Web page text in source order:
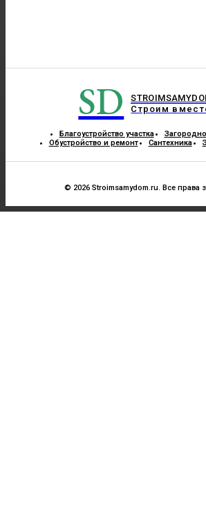
SD
Строим
Благоустройство участка
Обустройство и ремонт
Сантехника
© 2026 Stroimsamydom.ru. Все